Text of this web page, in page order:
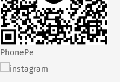
PhonePe
instagram